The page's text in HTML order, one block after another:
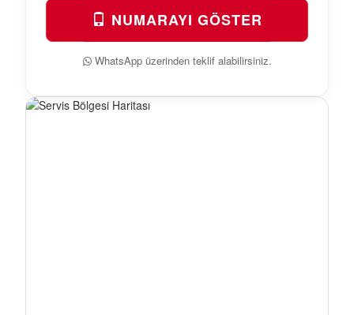
NUMARAYI GÖSTER
WhatsApp üzerinden teklif alabilirsiniz.